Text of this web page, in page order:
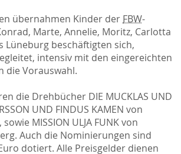
übernahmen Kinder der FBW-
Marte, Annelie, Moritz, Carlotta
Lüneburg beschäftigten sich,
intensiv mit den eingereichten
die Vorauswahl.
die Drehbücher DIE MUCKLAS UND
UND FINDUS KAMEN von
MISSION ULJA FUNK von
Auch die Nominierungen sind
dotiert. Alle Preisgelder dienen